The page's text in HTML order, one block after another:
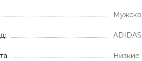
ADIDAS
Низкие